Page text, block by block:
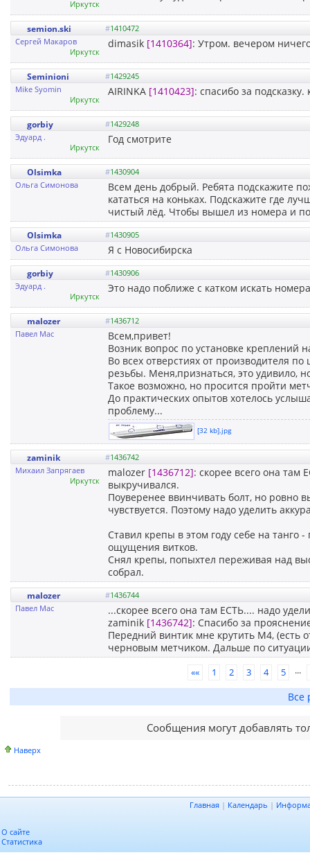
Иркутск
semion.ski #1410472
Сергей Макаров
Иркутск
dimasik [1410364]: Утром. вечером
Seminioni #1429245
Mike Syomin
Иркутск
AIRINKA [1410423]: спасибо за подсказку.
gorbiy #1429248
Эдуард .
Иркутск
Год смотрите
Olsimka #1430904
Ольга Симонова
Всем день добрый. Ребята подскажите
кататься на коньках. Подскажите где
чистый лёд. Чтобы вышел из номера и
Olsimka #1430905
Ольга Симонова
Я с Новосибирска
gorbiy #1430906
Эдуард .
Иркутск
Это надо поближе с катком искать
malozer #1436712
Павел Мас
Всем,привет!
Возник вопрос по установке креплений
Во всех отверстиях от производителя
резьбы. Меня,признаться, это удивило,
Такое возможно, но просится пройти
До практических опытов хотелось
проблему...
[32 kb].jpg
zaminik #1436742
Михаил Запрягаев
Иркутск
malozer [1436712]: скорее всего она там
выкручивался.
Поуверенее ввинчивать болт, но ровно
чувствуется. Поэтому надо уделить
Ставил крепы в этом году себе на танго
ощущения витков.
Снял крепы, попыхтел переживая над
собрал.
malozer #1436744
Павел Мас
...скорее всего она там ЕСТЬ.... надо
zaminik [1436742]: Спасибо за
Передний винтик мне крутить М4, (есть
черновым метчиком. Дальше по
«« 1 2 3 4 5 ...
Все
Сообщения могут добавлять
Наверх
Главная | Календарь |
О сайте
Статистика